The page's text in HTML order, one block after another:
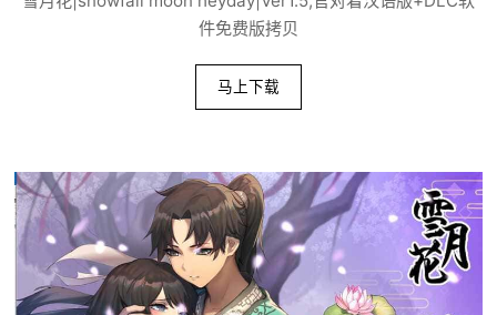
件免费版拷贝
马上下载